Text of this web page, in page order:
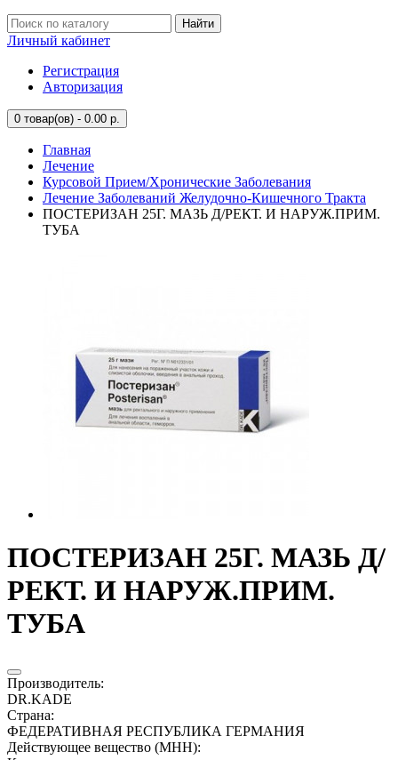
Найти
Личный кабинет
Регистрация
Авторизация
0 товар(ов) - 0.00 р.
Главная
Лечение
Курсовой Прием/Хронические Заболевания
Лечение Заболеваний Желудочно-Кишечного Тракта
ПОСТЕРИЗАН 25Г. МАЗЬ Д/РЕКТ. И НАРУЖ.ПРИМ.
ТУБА
ПОСТЕРИЗАН 25Г. МАЗЬ Д/
РЕКТ. И НАРУЖ.ПРИМ.
ТУБА
Производитель:
DR.KADE
Страна:
ФЕДЕРАТИВНАЯ РЕСПУБЛИКА ГЕРМАНИЯ
Действующее вещество (МНН):